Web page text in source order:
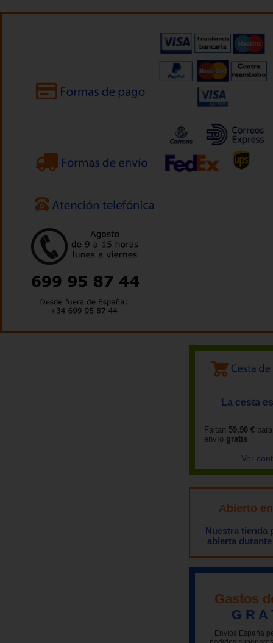
La cesta
Faltan 59,90 €
envío gratis
Ver
Abierto
Nuestra tienda
abierta
Gastos
G R A
Envíos España